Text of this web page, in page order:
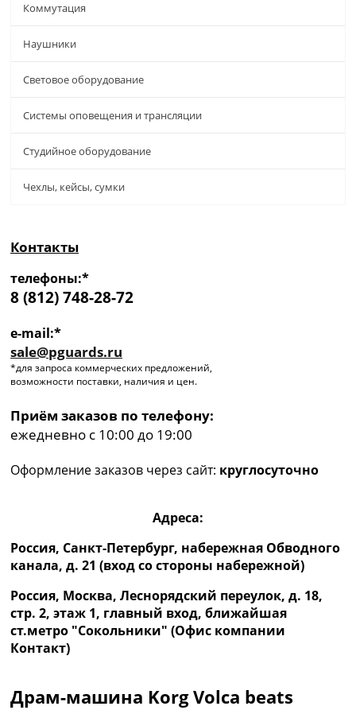
Коммутация
Наушники
Световое оборудование
Системы оповещения и трансляции
Студийное оборудование
Чехлы, кейсы, сумки
Контакты
телефоны:*
8 (812) 748-28-72
e-mail:*
sale@pguards.ru
*для запроса коммерческих предложений,
возможности поставки, наличия и цен.
Приём заказов по телефону:
ежедневно с 10:00 до 19:00
Оформление заказов через сайт: круглосуточно
Адреса:
Россия, Санкт-Петербург, набережная Обводного
канала, д. 21 (вход со стороны набережной)
Россия, Москва, Леснорядский переулок, д. 18,
стр. 2, этаж 1, главный вход, ближайшая
ст.метро "Сокольники" (Офис компании
Контакт)
Драм-машина Korg Volca beats